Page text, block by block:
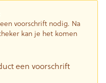
voorschrift nodig. Na
kan je het komen
een voorschrift